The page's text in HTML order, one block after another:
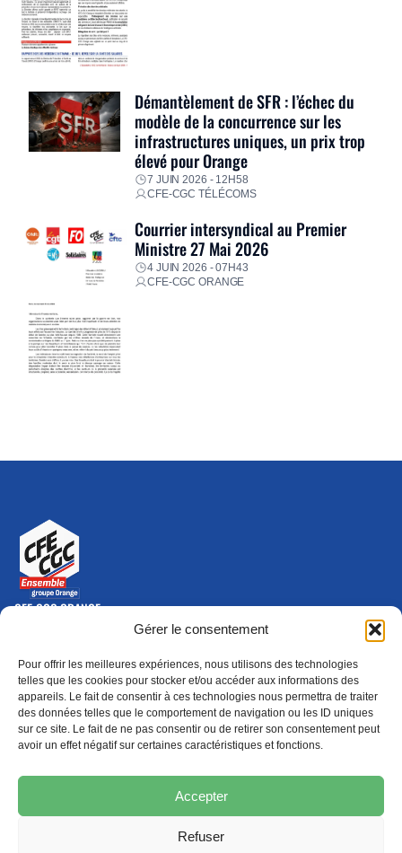
Gérer le consentement
Pour offrir les meilleures expériences, nous utilisons des technologies
telles que les cookies pour stocker et/ou accéder aux informations des
appareils. Le fait de consentir à ces technologies nous permettra de traiter
des données telles que le comportement de navigation ou les ID uniques
sur ce site. Le fait de ne pas consentir ou de retirer son consentement peut
avoir un effet négatif sur certaines caractéristiques et fonctions.
Accepter
Refuser
Démantèlement de SFR : l’échec du
modèle de la concurrence sur les
infrastructures uniques, un prix trop
élevé pour Orange
7 JUIN 2026 - 12H58
CFE-CGC TÉLÉCOMS
Courrier intersyndical au Premier
Ministre 27 Mai 2026
4 JUIN 2026 - 07H43
CFE-CGC ORANGE
CFE-CGC ORANGE
10-12 rue Saint Amand, 75015 Paris Cedex 15
Nous contacter
01 46 79 28 74
S'ABONNER(NOUVELLE FENÊTRE)
ADHÉRER
Épargne
(nouvelle fenêtre) Formation
(nouvelle fenêtre)